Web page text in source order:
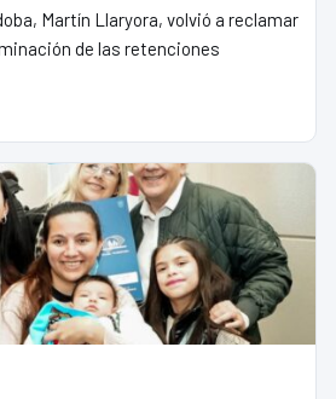
Martín Llaryora, volvió a reclamar
de las retenciones